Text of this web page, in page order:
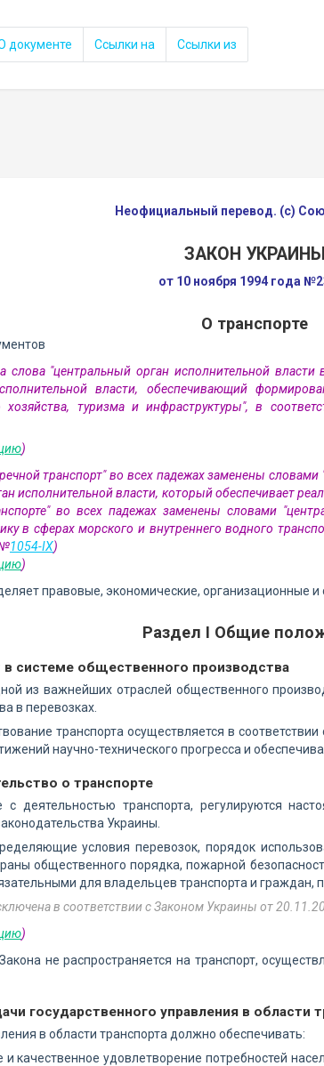
документе Ссылки на Ссылки из
Неофициальный перевод. (с)
ЗАКОН УКРАИНЫ
от 10 ноября 1994 года
О транспорте
слова "центральный орган исполнительной
власти, обеспечивающий
хозяйства, туризма и инфраструктуры", в
)
транспорт" во всех падежах заменены
исполнительной власти, который обеспечивает
во всех падежах заменены словами
в сферах морского и внутреннего водного
№1054-IX)
)
правовые, экономические, организационные и
Раздел I Общие
в системе общественного производства
из важнейших отраслей общественного
в перевозках.
транспорта осуществляется в
научно-технического прогресса и
о транспорте
с деятельностью транспорта, регулируются
Украины.
условия перевозок, порядок
общественного порядка, пожарной
для владельцев транспорта и граждан,
в соответствии с Законом Украины от
)
не распространяется на транспорт,
государственного управления в области
в области транспорта должно обеспечивать:
качественное удовлетворение потребностей